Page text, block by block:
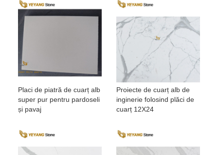
Placi de piatră de cuarț alb
super pur pentru pardoseli
și pavaj
Proiecte de cuarț alb de
inginerie folosind plăci de
cuarț 12X24